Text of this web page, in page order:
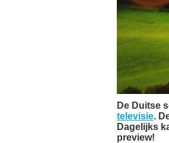
De Duitse
televisie.
Dagelijks
preview!